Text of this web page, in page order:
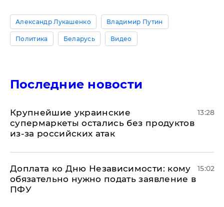
Александр Лукашенко Владимир Путин
Политика Беларусь Видео
Последние новости
Крупнейшие украинские
супермаркеты остались без продуктов
из-за российских атак
13:28
Доплата ко Дню Независимости: кому
обязательно нужно подать заявление в
ПФУ
15:02